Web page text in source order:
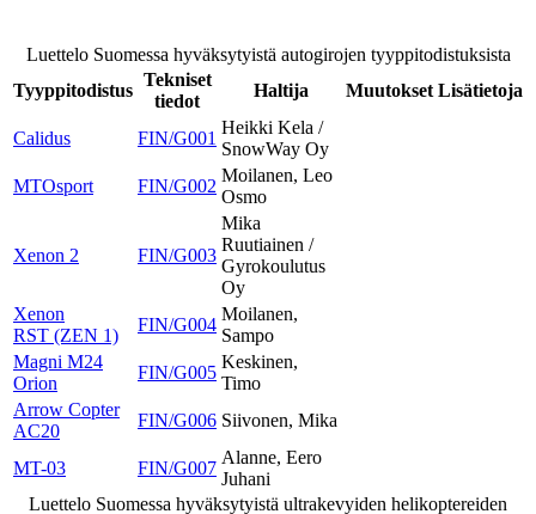
Luettelo Suomessa hyväksytyistä autogirojen tyyppitodistuksista
Tyyppitodistus
Tekniset
tiedot
Haltija Muutokset Lisätietoja
Calidus FIN/G001
Heikki Kela /
SnowWay Oy
MTOsport
FIN/G002
Moilanen, Leo
Osmo
Xenon 2 FIN/G003
Mika
Ruutiainen /
Gyrokoulutus
Oy
Xenon
RST (ZEN 1)
FIN/G004
Moilanen,
Sampo
Magni M24
Orion
FIN/G005
Keskinen,
Timo
Arrow Copter
AC20
FIN/G006 Siivonen, Mika
MT-03 FIN/G007
Alanne, Eero
Juhani
Luettelo Suomessa hyväksytyistä ultrakevyiden helikoptereiden